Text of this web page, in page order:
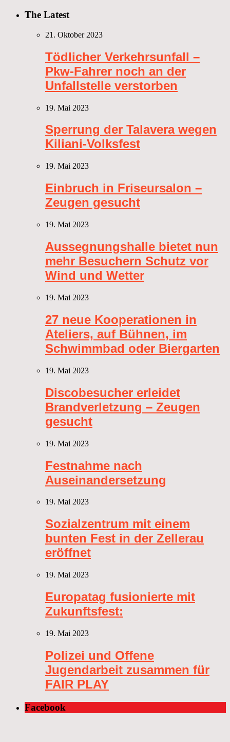
The Latest
21. Oktober 2023
Tödlicher Verkehrsunfall –
Pkw-Fahrer noch an der
Unfallstelle verstorben
19. Mai 2023
Sperrung der Talavera wegen
Kiliani-Volksfest
19. Mai 2023
Einbruch in Friseursalon –
Zeugen gesucht
19. Mai 2023
Aussegnungshalle bietet nun
mehr Besuchern Schutz vor
Wind und Wetter
19. Mai 2023
27 neue Kooperationen in
Ateliers, auf Bühnen, im
Schwimmbad oder Biergarten
19. Mai 2023
Discobesucher erleidet
Brandverletzung – Zeugen
gesucht
19. Mai 2023
Festnahme nach
Auseinandersetzung
19. Mai 2023
Sozialzentrum mit einem
bunten Fest in der Zellerau
eröffnet
19. Mai 2023
Europatag fusionierte mit
Zukunftsfest:
19. Mai 2023
Polizei und Offene
Jugendarbeit zusammen für
FAIR PLAY
Facebook